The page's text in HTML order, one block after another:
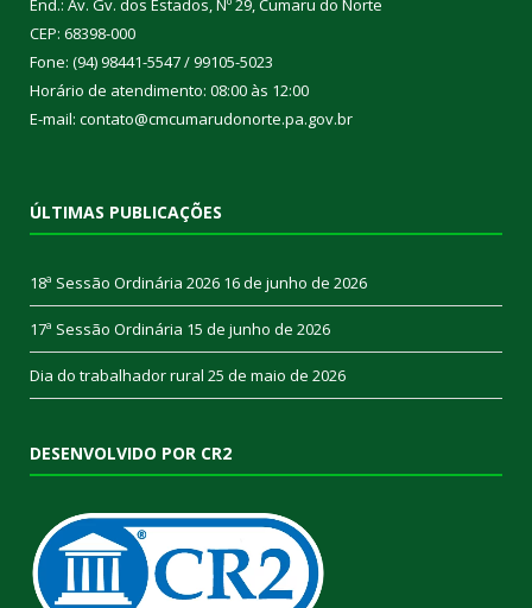
End.: Av. Gv. dos Estados, Nº 29, Cumaru do Norte
CEP: 68398-000
Fone: (94) 98441-5547 / 99105-5023
Horário de atendimento: 08:00 às 12:00
E-mail: contato@cmcumarudonorte.pa.gov.br
ÚLTIMAS PUBLICAÇÕES
18ª Sessão Ordinária 2026 16 de junho de 2026
17ª Sessão Ordinária 15 de junho de 2026
Dia do trabalhador rural 25 de maio de 2026
DESENVOLVIDO POR CR2